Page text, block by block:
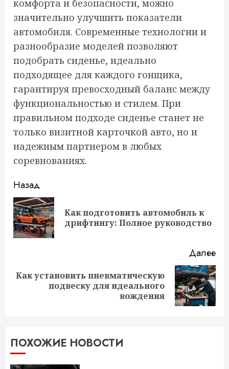
комфорта и безопасности, можно
значительно улучшить показатели
автомобиля. Современные технологии и
разнообразие моделей позволяют
подобрать сиденье, идеально
подходящее для каждого гонщика,
гарантируя превосходный баланс между
функциональностью и стилем. При
правильном подходе сиденье станет не
только визитной карточкой авто, но и
надежным партнером в любых
соревнованиях.
Продолжить
чтение
Назад
Как подготовить автомобиль к
дрифтингу: Полное руководство
Далее
Следующая
Как установить пневматическую
подвеску для идеального
вождения
ПОХОЖИЕ НОВОСТИ